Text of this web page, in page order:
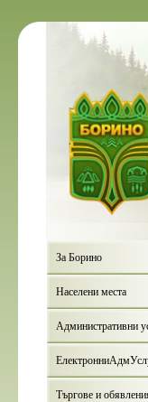
За Борино
Населени места
Административни
Търгове и